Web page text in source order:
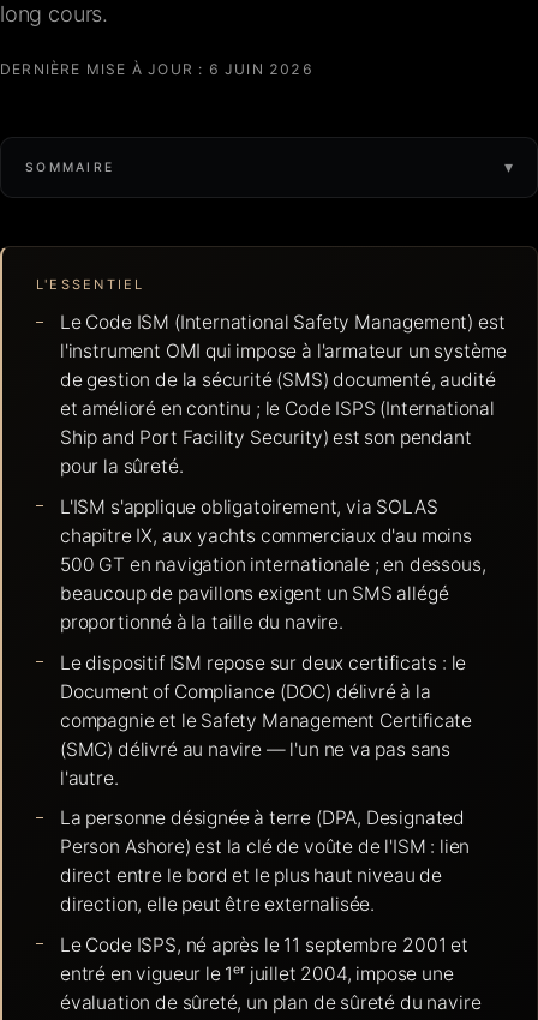
long cours.
DERNIÈRE MISE À JOUR : 6 JUIN 2026
SOMMAIRE ▾
L'ESSENTIEL
Le Code ISM (International Safety Management) est
l'instrument OMI qui impose à l'armateur un système
de gestion de la sécurité (SMS) documenté, audité
et amélioré en continu ; le Code ISPS (International
Ship and Port Facility Security) est son pendant
pour la sûreté.
L'ISM s'applique obligatoirement, via SOLAS
chapitre IX, aux yachts commerciaux d'au moins
500 GT en navigation internationale ; en dessous,
beaucoup de pavillons exigent un SMS allégé
proportionné à la taille du navire.
Le dispositif ISM repose sur deux certificats : le
Document of Compliance (DOC) délivré à la
compagnie et le Safety Management Certificate
(SMC) délivré au navire — l'un ne va pas sans
l'autre.
La personne désignée à terre (DPA, Designated
Person Ashore) est la clé de voûte de l'ISM : lien
direct entre le bord et le plus haut niveau de
direction, elle peut être externalisée.
Le Code ISPS, né après le 11 septembre 2001 et
entré en vigueur le 1ᵉʳ juillet 2004, impose une
évaluation de sûreté, un plan de sûreté du navire